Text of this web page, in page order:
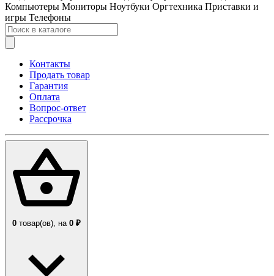
Компьютеры Мониторы Ноутбуки Оргтехника Приставки и
игры Телефоны
Контакты
Продать товар
Гарантия
Оплата
Вопрос-ответ
Рассрочка
0 товар(ов), на 0 ₽